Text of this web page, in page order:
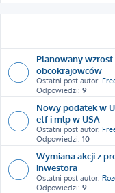
Planowany
obcokrajowców
Ostatni post autor:
Odpowiedzi: 9
Nowy podatek w
etf i mlp w USA
Ostatni post autor:
Odpowiedzi: 10
Wymiana akcji z
inwestora
Ostatni post autor:
Odpowiedzi: 9